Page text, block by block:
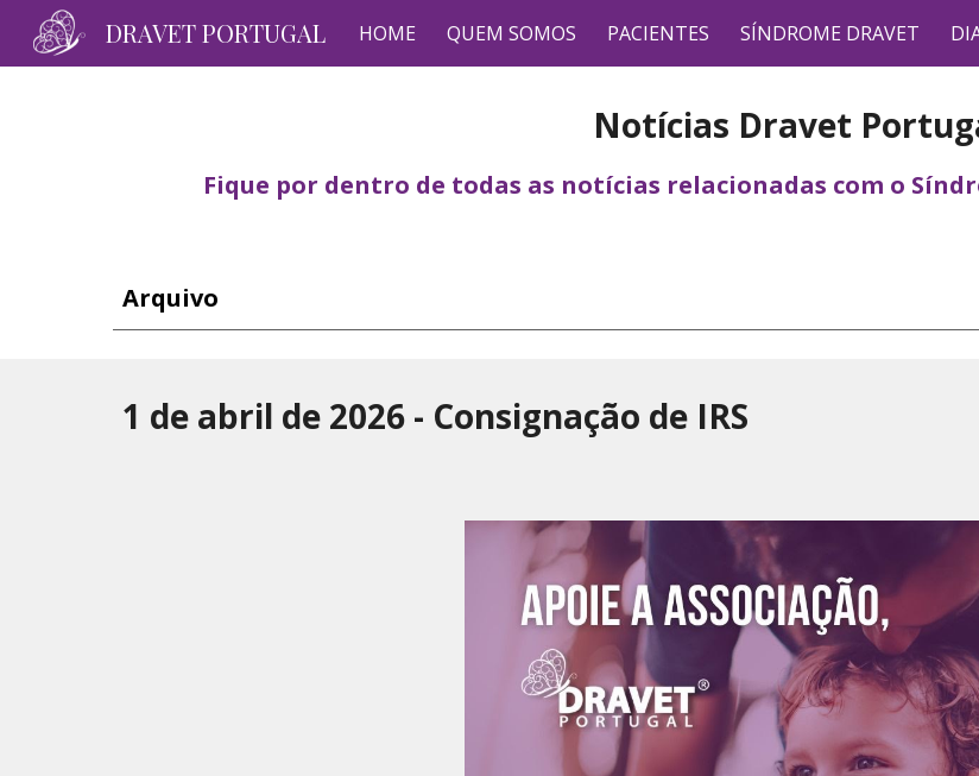
Skip to main content
DRAVET PORTUGAL HOME QUEM SOMOS PACIENTES SÍNDROME DRAVET
Notícias Dravet
Fique por dentro de todas as notícias relacionadas com o
Arquivo
1 de abril de 2026 - Consignação de IRS